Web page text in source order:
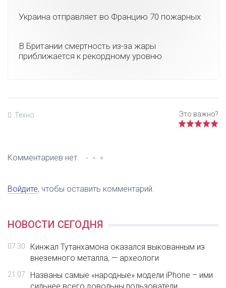
Украина отправляет во Францию 70 пожарных
В Британии смертность из-за жары
приближается к рекордному уровню
Техно
Комментариев нет.
Войдите, чтобы оставить комментарий.
НОВОСТИ СЕГОДНЯ
07:30
Кинжал Тутанхамона оказался выкованным из
внеземного металла, — археологи
21:07
Названы самые «народные» модели iPhone – ими